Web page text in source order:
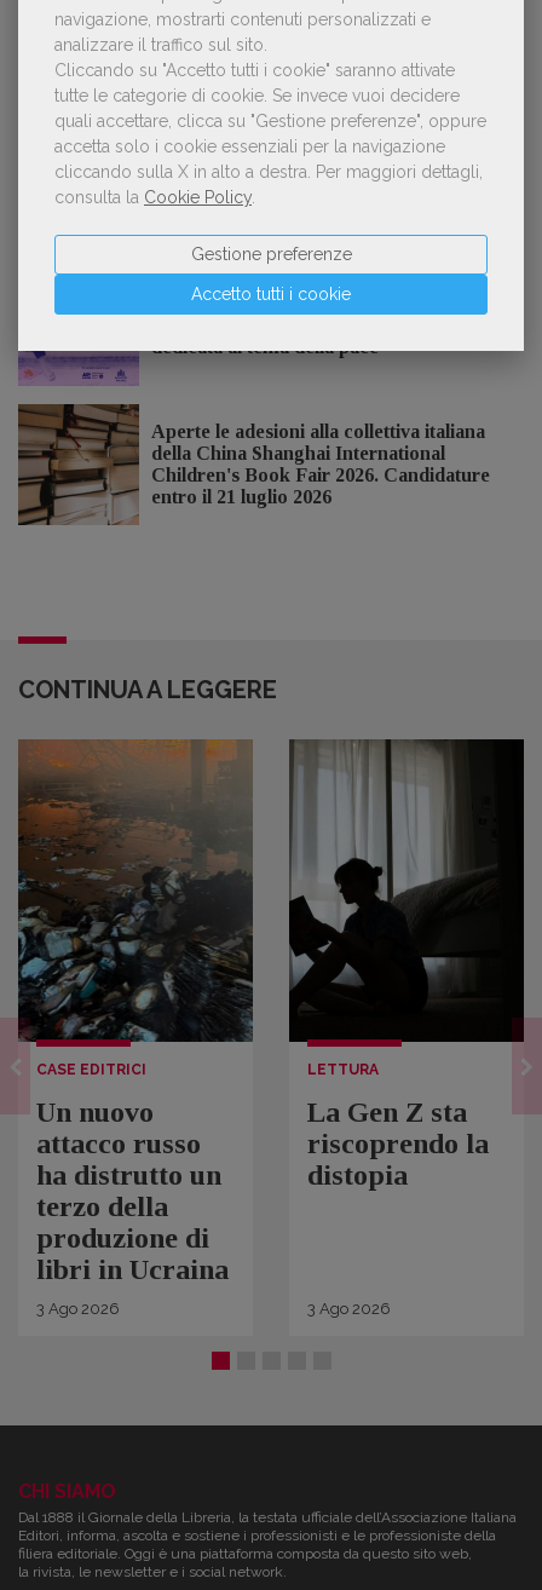
navigazione, mostrarti contenuti personalizzati e
analizzare il traffico sul sito.
Cliccando su "Accetto tutti i cookie" saranno attivate
tutte le categorie di cookie. Se invece vuoi decidere
quali accettare, clicca su "Gestione preferenze", oppure
accetta solo i cookie essenziali per la navigazione
cliccando sulla X in alto a destra.
Per maggiori dettagli,
consulta la Cookie Policy
Accetto tutti i cookie
Gestione preferenze
Kobo ha rifiutato il 45% dei testi ricevuti per
sospetto utilizzo dell’IA
NOTIZIE DALL'AIE
Il Premio Inge Feltrinelli apre le
dedicata al tema della pace
Aperte le adesioni alla collettiva italiana
della China Shanghai International
Children's Book Fair 2026. Candidature
entro il 21 luglio 2026
CONTINUA A LEGGERE
CASE EDITRICI
Un nuovo
attacco russo
ha distrutto un
terzo della
produzione di
libri in Ucraina
3 Ago 2026
LETTURA
La Gen Z sta
riscoprendo la
distopia
3 Ago 2026
CHI SIAMO
Dal 1888 il Giornale della Libreria, la testata ufficiale dell’Associazione Italiana
Editori, informa, ascolta e sostiene i professionisti e le professioniste della
filiera editoriale. Oggi è una piattaforma composta da questo sito web,
la rivista, le newsletter e i social network.